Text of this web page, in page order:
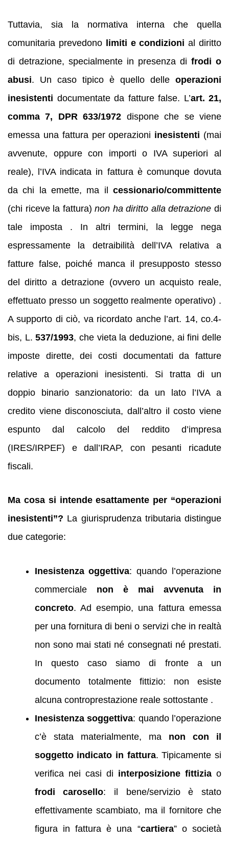
Tuttavia, sia la normativa interna che quella
comunitaria prevedono limiti e condizioni al diritto
di detrazione, specialmente in presenza di frodi o
abusi. Un caso tipico è quello delle operazioni
inesistenti documentate da fatture false. L’art. 21,
comma 7, DPR 633/1972 dispone che se viene
emessa una fattura per operazioni inesistenti (mai
avvenute, oppure con importi o IVA superiori al
reale), l’IVA indicata in fattura è comunque dovuta
da chi la emette, ma il cessionario/committente
(chi riceve la fattura)non ha diritto alla detrazione di
tale imposta . In altri termini, la legge nega
espressamente la detraibilità dell’IVA relativa a
fatture false, poiché manca il presupposto stesso
del diritto a detrazione (ovvero un acquisto reale,
effettuato presso un soggetto realmente operativo) .
A supporto di ciò, va ricordato anche l’art. 14, co.4-
bis, L.537/1993, che vieta la deduzione, ai fini delle
imposte dirette, dei costi documentati da fatture
relative a operazioni inesistenti. Si tratta di un
doppio binario sanzionatorio: da un lato l’IVA a
credito viene disconosciuta, dall’altro il costo viene
espunto dal calcolo del reddito d’impresa
(IRES/IRPEF) e dall’IRAP, con pesanti ricadute
fiscali.
Ma cosa si intende esattamente per “operazioni
inesistenti”? La giurisprudenza tributaria distingue
due categorie:
Inesistenza oggettiva: quando l’operazione
commerciale non è mai avvenuta in
concreto. Ad esempio, una fattura emessa
per una fornitura di beni o servizi che in realtà
non sono mai stati né consegnati né prestati.
In questo caso siamo di fronte a un
documento totalmente fittizio: non esiste
alcuna controprestazione reale sottostante .
Inesistenza soggettiva: quando l’operazione
c’è stata materialmente, ma non con il
soggetto indicato in fattura. Tipicamente si
verifica nei casi di interposizione fittiziao
frodi carosello: il bene/servizio è stato
effettivamente scambiato, ma il fornitore che
figura in fattura è una “cartiera” o società